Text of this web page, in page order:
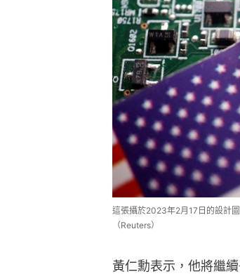
這張攝於2023年2月17日的設計
（Reuters）
黃仁勳表示，他將繼